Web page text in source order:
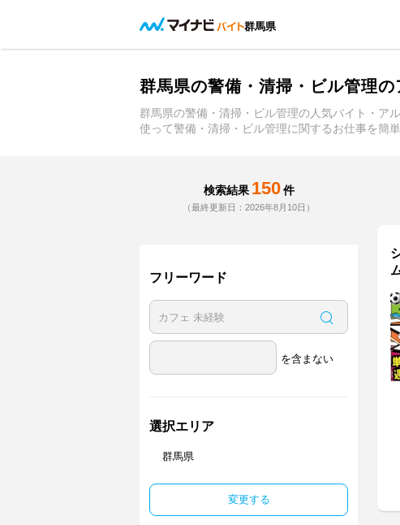
群馬県
群馬県の警備・清掃・ビル管理
群馬県の警備・清掃・ビル管理の人気バイト・ア
使って警備・清掃・ビル管理に関するお仕事を簡
検索結果 150 件
（最終更新日：2026年8月10日）
フリーワード
を含まない
選択エリア
群馬県
変更する